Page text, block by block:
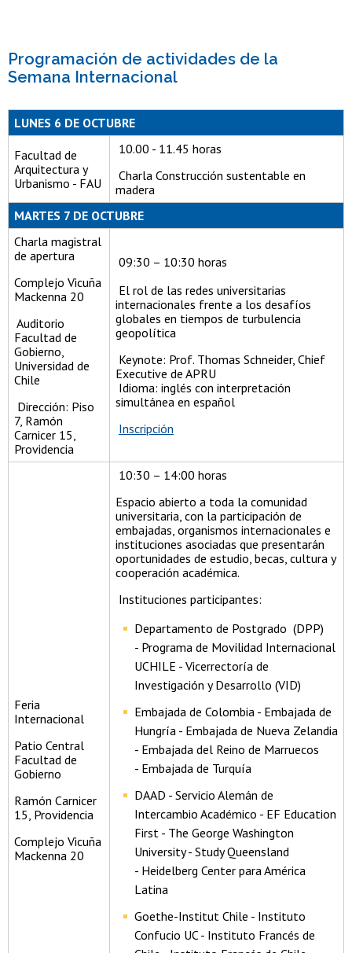
Programación de actividades de la
Semana Internacional
LUNES 6 DE OCTUBRE
Facultad de
Arquitectura y
Urbanismo - FAU
10.00 - 11.45 horas
Charla Construcción sustentable en
madera
MARTES 7 DE OCTUBRE
Charla magistral
de apertura
Complejo Vicuña
Mackenna 20
Auditorio
Facultad de
Gobierno,
Universidad de
Chile
Dirección: Piso
7, Ramón
Carnicer 15,
Providencia
09:30 – 10:30 horas
El rol de las redes universitarias
internacionales frente a los desafíos
globales en tiempos de turbulencia
geopolítica
Keynote: Prof. Thomas Schneider, Chief
Executive de APRU
Idioma: inglés con interpretación
simultánea en español
Inscripción
Feria
Internacional
Patio Central
Facultad de
Gobierno
Ramón Carnicer
15, Providencia
Complejo Vicuña
Mackenna 20
10:30 – 14:00 horas
Espacio abierto a toda la comunidad
universitaria, con la participación de
embajadas, organismos internacionales e
instituciones asociadas que presentarán
oportunidades de estudio, becas, cultura y
cooperación académica.
Instituciones participantes:
Departamento de Postgrado (DPP)
- Programa de Movilidad Internacional
UCHILE - Vicerrectoría de
Investigación y Desarrollo (VID)
Embajada de Colombia - Embajada de
Hungría - Embajada de Nueva Zelandia
- Embajada del Reino de Marruecos
- Embajada de Turquía
DAAD - Servicio Alemán de
Intercambio Académico - EF Education
First - The George Washington
University - Study Queensland
- Heidelberg Center para América
Latina
Goethe-Institut Chile - Instituto
Confucio UC - Instituto Francés de